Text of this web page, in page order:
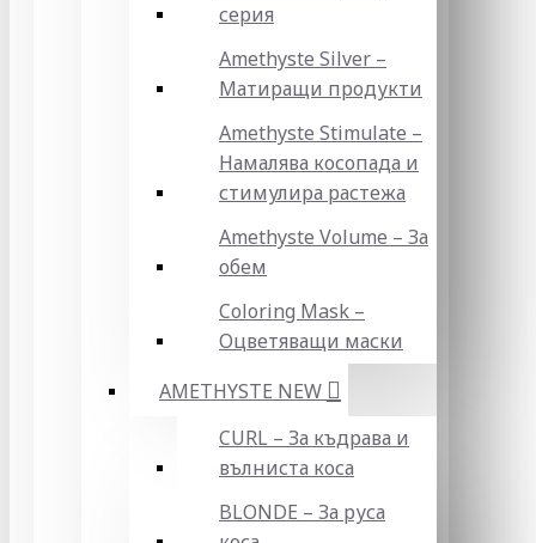
серия
Amethyste Silver –
Матиращи продукти
Amethyste Stimulate –
Намалява косопада и
стимулира растежа
Amethyste Volume – За
обем
Coloring Mask –
Оцветяващи маски
AMETHYSTE NEW
CURL – За къдрава и
вълниста коса
BLONDE – За руса